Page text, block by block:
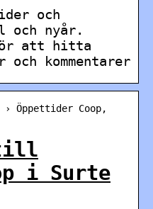
och
och nyår.
att hitta
kommentarer
Öppettider Coop,
till
i Surte